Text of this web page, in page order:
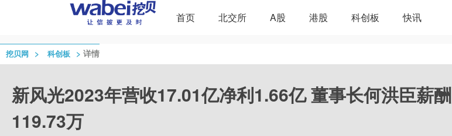
首页 北交所 A股 港股 科创板 快讯
挖贝网 > 科创板 > 详情
新风光2023年营收17.01亿净利1.66亿 董事长何洪臣薪酬
119.73万